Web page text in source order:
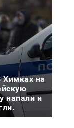
на
напали и